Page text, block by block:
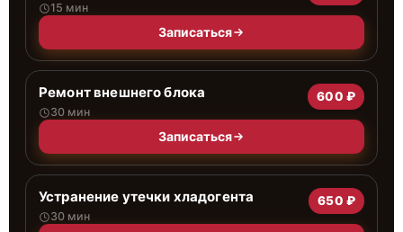
15 мин
Записаться
Ремонт внешнего блока
30 мин
600 ₽
Записаться
Устранение утечки хладогента
30 мин
650 ₽